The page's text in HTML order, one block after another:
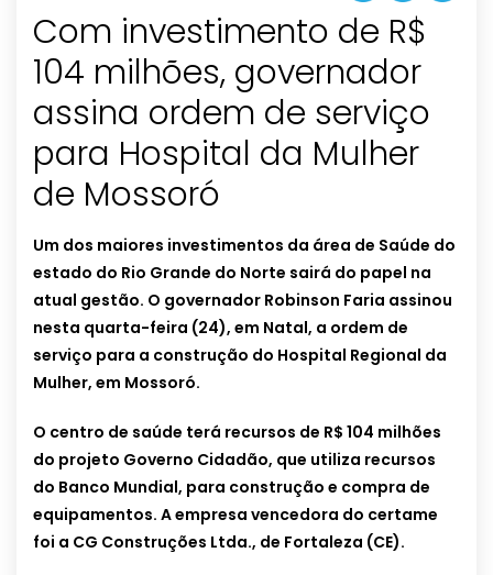
Com investimento de R$
104 milhões, governador
assina ordem de serviço
para Hospital da Mulher
de Mossoró
Um dos maiores investimentos da área de Saúde do
estado do Rio Grande do Norte sairá do papel na
atual gestão. O governador Robinson Faria assinou
nesta quarta-feira (24), em Natal, a ordem de
serviço para a construção do Hospital Regional da
Mulher, em Mossoró.
O centro de saúde terá recursos de R$ 104 milhões
do projeto Governo Cidadão, que utiliza recursos
do Banco Mundial, para construção e compra de
equipamentos. A empresa vencedora do certame
foi a CG Construções Ltda., de Fortaleza (CE).